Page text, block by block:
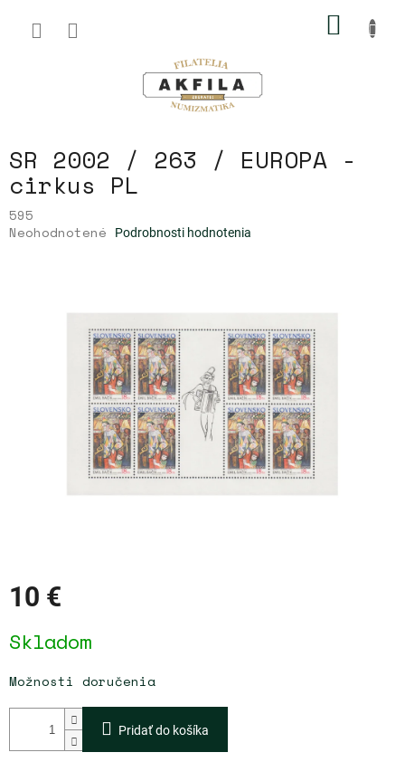
obsah
SR 2002 / 263 / EUROPA -
cirkus PL
595
Priemerné
hviezdičiek.
Neohodnotené Podrobnosti hodnotenia
10 €
cena:
Skladom
Možnosti doručenia
Pridať do košíka